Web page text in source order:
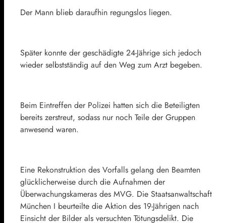
Der Mann blieb daraufhin regungslos liegen.
Später konnte der geschädigte 24-Jährige sich jedoch
wieder selbstständig auf den Weg zum Arzt begeben.
Beim Eintreffen der Polizei hatten sich die Beteiligten
bereits zerstreut, sodass nur noch Teile der Gruppen
anwesend waren.
Eine Rekonstruktion des Vorfalls gelang den Beamten
glücklicherweise durch die Aufnahmen der
Überwachungskameras des MVG. Die Staatsanwaltschaft
München I beurteilte die Aktion des 19-Jährigen nach
Einsicht der Bilder als versuchten Tötungsdelikt. Die